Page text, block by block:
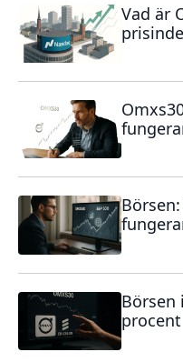
Vad är
Börsen
procent